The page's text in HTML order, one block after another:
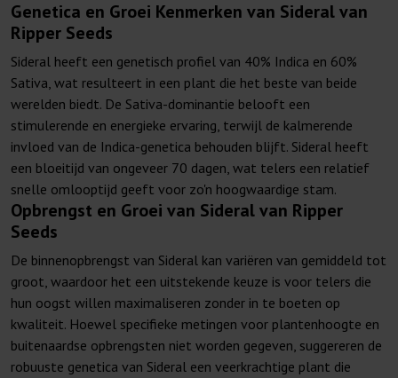
Genetica en Groei Kenmerken van Sideral van
Ripper Seeds
Sideral heeft een genetisch profiel van 40% Indica en 60%
Sativa, wat resulteert in een plant die het beste van beide
werelden biedt. De Sativa-dominantie belooft een
stimulerende en energieke ervaring, terwijl de kalmerende
invloed van de Indica-genetica behouden blijft. Sideral heeft
een bloeitijd van ongeveer 70 dagen, wat telers een relatief
snelle omlooptijd geeft voor zo'n hoogwaardige stam.
Opbrengst en Groei van Sideral van Ripper
Seeds
De binnenopbrengst van Sideral kan variëren van gemiddeld tot
groot, waardoor het een uitstekende keuze is voor telers die
hun oogst willen maximaliseren zonder in te boeten op
kwaliteit. Hoewel specifieke metingen voor plantenhoogte en
buitenaardse opbrengsten niet worden gegeven, suggereren de
robuuste genetica van Sideral een veerkrachtige plant die